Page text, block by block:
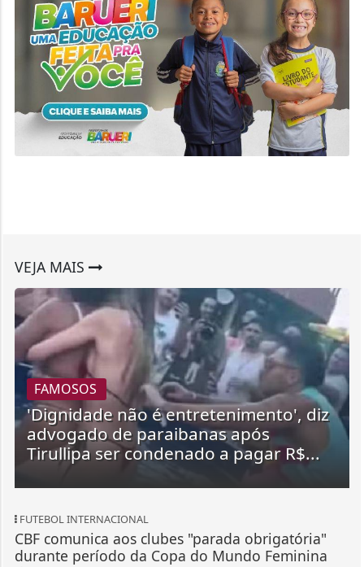
VEJA MAIS
FAMOSOS
'Dignidade não é entretenimento', diz
advogado de paraibanas após
Tirullipa ser condenado a pagar R$...
FUTEBOL INTERNACIONAL
CBF comunica aos clubes "parada obrigatória"
durante período da Copa do Mundo Feminina